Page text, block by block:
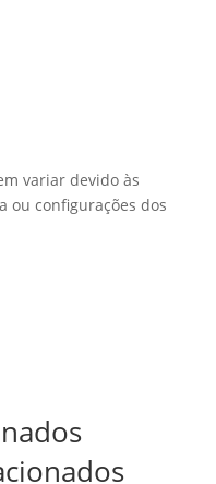
variar devido às
ou configurações dos